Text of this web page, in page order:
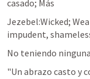
casado; Más
Jezebel:Wicked;
impudent,
No teniendo
"Un abrazo casto y